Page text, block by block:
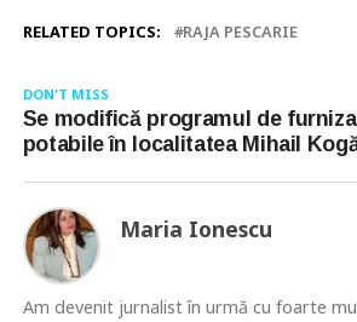
RELATED TOPICS: RAJA PESCARIE
DON'T MISS
Se modifică programul de
potabile în localitatea Mihail
Maria Ionescu
Am devenit jurnalist în urmă cu foarte